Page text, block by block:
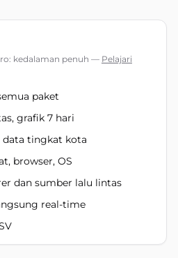
kedalaman penuh — Pelajari
paket
grafik 7 hari
data tingkat kota
browser, OS
dan sumber lalu lintas
real-time